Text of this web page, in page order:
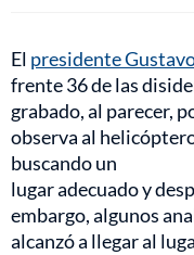
El presidente
frente 36 de las
grabado, al parecer,
observa al
buscando un
lugar adecuado y
embargo, algunos
alcanzó a llegar al